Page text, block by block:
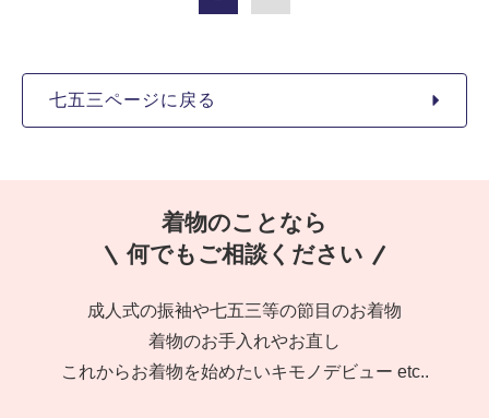
七五三ページに戻る
着物のことなら
何でもご相談ください
成人式の振袖や七五三等の節目のお着物
着物のお手入れやお直し
これからお着物を始めたいキモノデビュー etc..